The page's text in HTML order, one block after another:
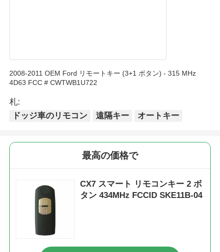
車のキー プログラマー
トランスポンダーの破片
鍵屋機械
2008-2011 OEM Ford リモートキー (3+1 ボタン) - 315 MHz
4D63 FCC # CWTWB1U722
札:
ドッジ車のリモコン
遠隔キー オートキー
最高の価格で
CX7 スマート リモコンキー 2 ボ
タン 434MHz FCCID SKE11B-04